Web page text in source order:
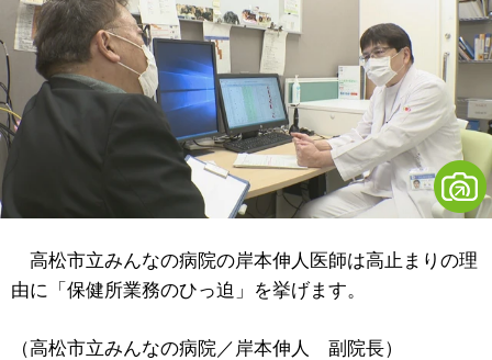
高松市立みんなの病院の岸本伸人医師は高止まりの理
由に「保健所業務のひっ迫」を挙げます。
（高松市立みんなの病院／岸本伸人 副院長）